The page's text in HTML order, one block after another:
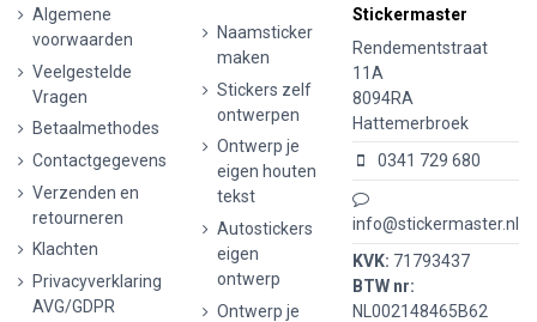
Algemene
voorwaarden
Veelgestelde
Vragen
Betaalmethodes
Contactgegevens
Verzenden en
retourneren
Klachten
Privacyverklaring
AVG/GDPR
Naamsticker
maken
Stickers zelf
ontwerpen
Ontwerp je
eigen houten
tekst
Autostickers
eigen
ontwerp
Ontwerp je
Stickermaster
Rendementstraat
11A
8094RA
Hattemerbroek
0341 729 680
info@stickermaster.nl
KVK: 71793437
BTW nr:
NL002148465B62